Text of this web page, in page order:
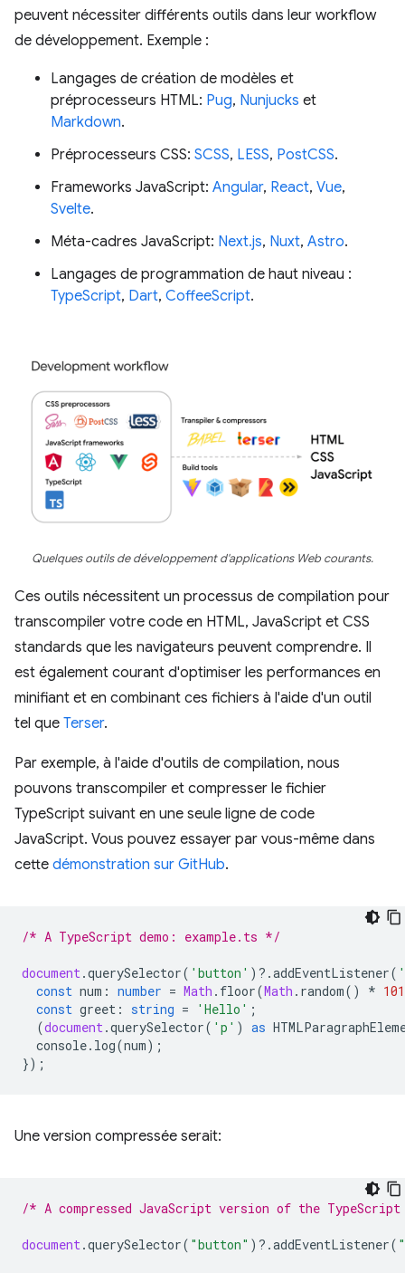
peuvent nécessiter différents outils dans leur workflow
de développement. Exemple :
Langages de création de modèles et
préprocesseurs HTML: Pug, Nunjucks et
Markdown.
Préprocesseurs CSS: SCSS, LESS, PostCSS.
Frameworks JavaScript: Angular, React, Vue,
Svelte.
Méta-cadres JavaScript: Next.js, Nuxt, Astro.
Langages de programmation de haut niveau :
TypeScript, Dart, CoffeeScript.
Quelques outils de développement d'applications Web courants.
Ces outils nécessitent un processus de compilation pour
transcompiler votre code en HTML, JavaScript et CSS
standards que les navigateurs peuvent comprendre. Il
est également courant d'optimiser les performances en
minifiant et en combinant ces fichiers à l'aide d'un outil
tel que Terser.
Par exemple, à l'aide d'outils de compilation, nous
pouvons transcompiler et compresser le fichier
TypeScript suivant en une seule ligne de code
JavaScript. Vous pouvez essayer par vous-même dans
cette démonstration sur GitHub.
/* A TypeScript demo: example.ts */
document.querySelector( 'button' ) ? .addEventListener(
const num : number = Math . floor(Math . random() * 101
const greet : string = 'Hello' ;
(document.querySelector( 'p' ) as
console. log(num);
});
Une version compressée serait:
/* A compressed JavaScript version of the
document.querySelector( "button" ) ? .addEventListener(